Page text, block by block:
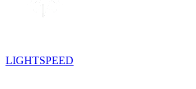
LIGHTSPEED